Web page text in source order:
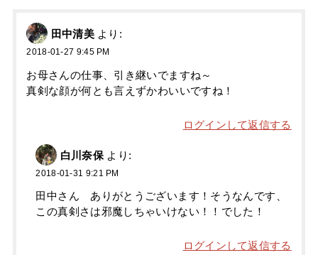
田中清美 より:
2018-01-27 9:45 PM
お母さんの仕事、引き継いでますね～
真剣な顔が何とも言えずかわいいですね！
ログインして返信する
白川奈保 より:
2018-01-31 9:21 PM
田中さん ありがとうございます！そうなんです、
この真剣さは邪魔しちゃいけない！！でした！
ログインして返信する